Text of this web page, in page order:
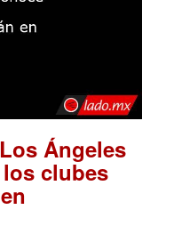
Ángeles
clubes